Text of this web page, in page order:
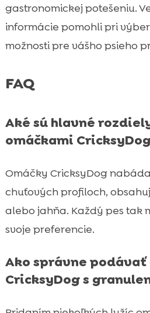
gastronomickej potešeniu.
informácie pomohli pri
možnosti pre vášho psieho
FAQ
Aké sú hlavné
omáčkami
Omáčky CricksyDog
chuťových profiloch,
alebo jahňa. Každý pes tak
svoje preferencie.
Ako správne podávať
CricksyDog s